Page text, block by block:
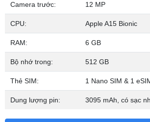
Camera nâng cấp nhiều nhất từ trước đến
Hệ thống camera Pro với 3 camera được
phần cứng ống kính chất lượng hơn
iPhone 13 Pro sở hữu camera chính khẩu độ
vượt trội; camera góc siêu rộng khẩu độ f/1.8,
Camera trước: 12 MP
CPU: Apple A15 Bionic
RAM: 6 GB
Bộ nhớ trong: 512 GB
Thẻ SIM: 1 Nano SIM & 1
Dung lượng pin: 3095 mAh, có sạc